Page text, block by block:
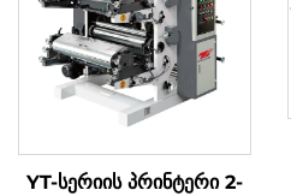
YT-სერიის პრინტერი 2-